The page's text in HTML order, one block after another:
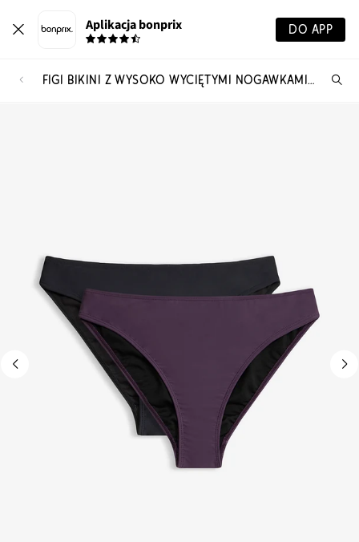
Aplikacja bonprix DO APP
FIGI BIKINI Z WYSOKO WYCIĘTYMI NOGAWKAMI (2 SZT.)